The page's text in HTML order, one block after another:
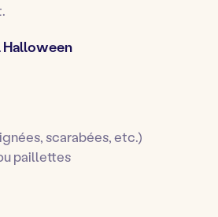
Halloween
scarabées, etc.)
paillettes